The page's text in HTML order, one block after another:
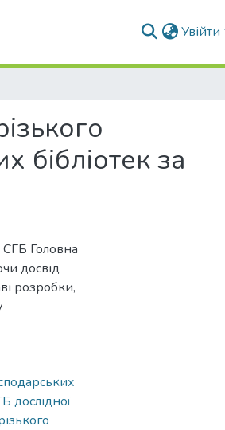
Увійти
бібліотек за
Головна
досвід
розробки,
дослідної